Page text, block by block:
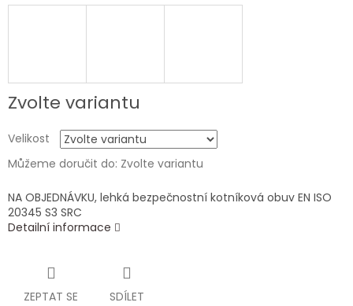
Zvolte variantu
Velikost
Můžeme doručit do: Zvolte variantu
NA OBJEDNÁVKU, lehká bezpečnostní kotníková obuv EN ISO
20345 S3 SRC
Detailní informace
ZEPTAT SE SDÍLET